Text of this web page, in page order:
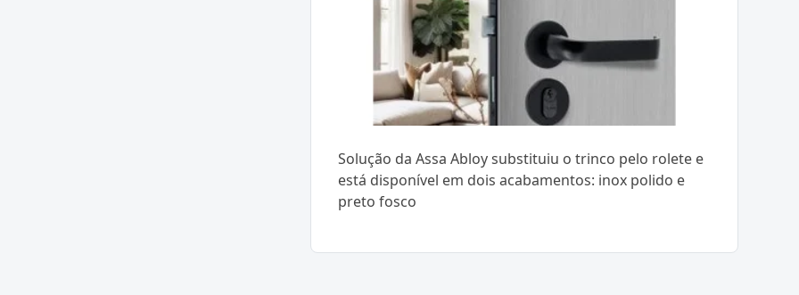
Solução da Assa Abloy substituiu o trinco pelo rolete e
está disponível em dois acabamentos: inox polido e
preto fosco